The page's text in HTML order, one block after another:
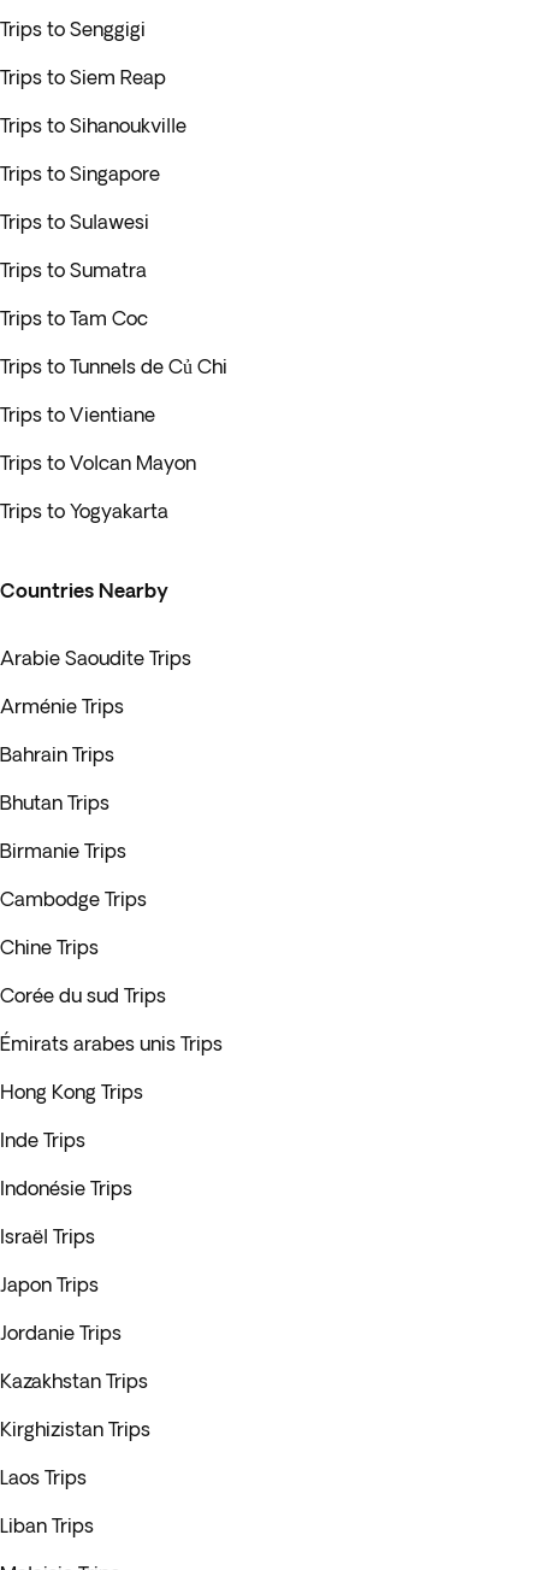
Trips to Senggigi
Trips to Siem Reap
Trips to Sihanoukville
Trips to Singapore
Trips to Sulawesi
Trips to Sumatra
Trips to Tam Coc
Trips to Tunnels de Củ Chi
Trips to Vientiane
Trips to Volcan Mayon
Trips to Yogyakarta
Countries Nearby
Arabie Saoudite Trips
Arménie Trips
Bahrain Trips
Bhutan Trips
Birmanie Trips
Cambodge Trips
Chine Trips
Corée du sud Trips
Émirats arabes unis Trips
Hong Kong Trips
Inde Trips
Indonésie Trips
Israël Trips
Japon Trips
Jordanie Trips
Kazakhstan Trips
Kirghizistan Trips
Laos Trips
Liban Trips